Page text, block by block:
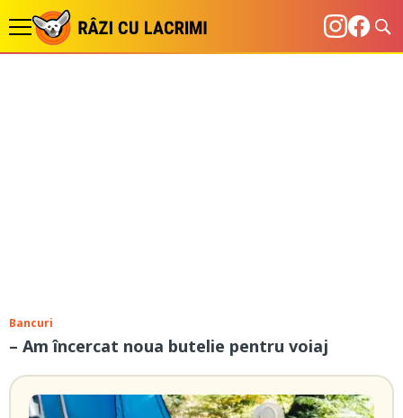
Bancuri
– Am încercat noua butelie pentru voiaj